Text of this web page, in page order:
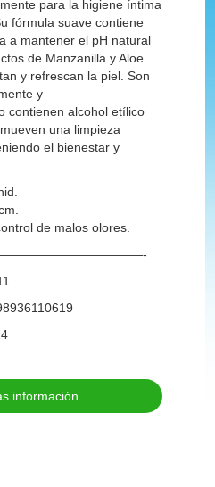
para la higiene íntima
fórmula suave contiene
a mantener el pH natural
de Manzanilla y Aloe
y refrescan la piel. Son
y
contienen alcohol etílico
una limpieza
el bienestar y
de malos olores.
información